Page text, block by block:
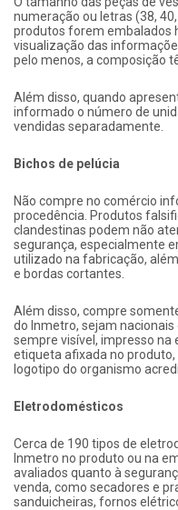
numeração ou letras (38, 40,
produtos forem embalados
visualização das
pelo menos, a composição
Além disso, quando
informado o número de
vendidas separadamente.
Bichos de pelúcia
Não compre no comércio
procedência. Produtos
clandestinas podem não
segurança, especialmente
utilizado na fabricação,
e bordas cortantes.
Além disso, compre
do Inmetro, sejam
sempre visível, impresso na
etiqueta afixada no
logotipo do organismo
Eletrodomésticos
Cerca de 190 tipos de
Inmetro no produto ou na
avaliados quanto à
venda, como secadores e
sanduicheiras, fornos